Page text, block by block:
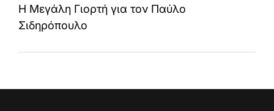
Η Μεγάλη Γιορτή για τον Παύλο
Σιδηρόπουλο